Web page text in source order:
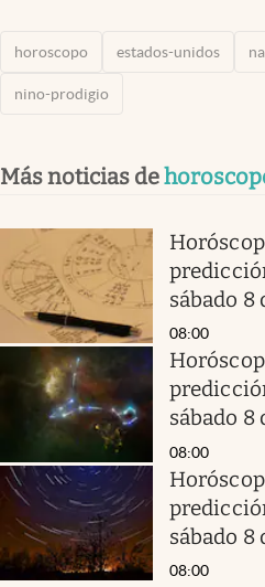
horoscopo estados-unidos
nino-prodigio
Más noticias de
sábado 8
08:00
sábado 8
08:00
sábado 8
08:00